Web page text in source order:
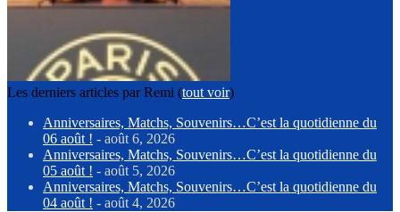
Les derniers articles par Remi (tout voir)
Anniversaires, Matchs, Souvenirs…C’est la quotidienne du
06 août ! - août 6, 2026
Anniversaires, Matchs, Souvenirs…C’est la quotidienne du
05 août ! - août 5, 2026
Anniversaires, Matchs, Souvenirs…C’est la quotidienne du
04 août ! - août 4, 2026